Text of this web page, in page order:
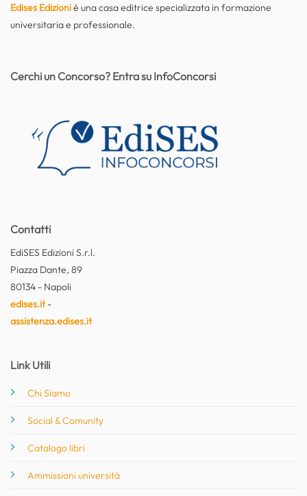
Edises Edizioniè una casa editrice specializzata in formazione
universitaria e professionale.
Contatti
EdiSES Edizioni S.r.l.
Piazza Dante, 89
80134 - Napoli
edises.it-
assistenza.edises.it
Link Utili
Chi Siamo
Social & Comunity
Catalogo libri
Ammissioni università
Cerchi un Concorso? Entra su InfoConcorsi